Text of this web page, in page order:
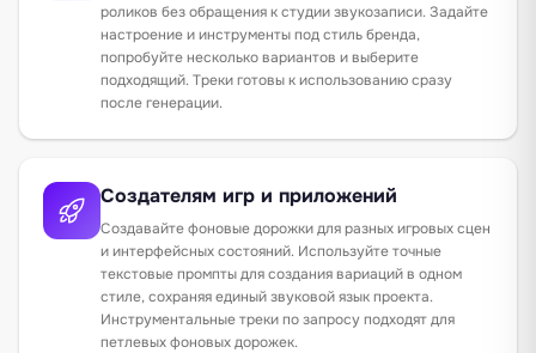
роликов без обращения к студии звукозаписи. Задайте
настроение и инструменты под стиль бренда,
попробуйте несколько вариантов и выберите
подходящий. Треки готовы к использованию сразу
после генерации.
Создателям игр и приложений
Создавайте фоновые дорожки для разных игровых сцен
и интерфейсных состояний. Используйте точные
текстовые промпты для создания вариаций в одном
стиле, сохраняя единый звуковой язык проекта.
Инструментальные треки по запросу подходят для
петлевых фоновых дорожек.